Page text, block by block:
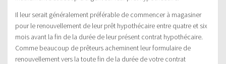
Il leur serait généralement préférable de commencer à magasiner
pour le renouvellement de leur prêt hypothécaire entre quatre et six
mois avant la fin de la durée de leur présent contrat hypothécaire.
Comme beaucoup de prêteurs acheminent leur formulaire de
renouvellement vers la toute fin de la durée de votre contrat